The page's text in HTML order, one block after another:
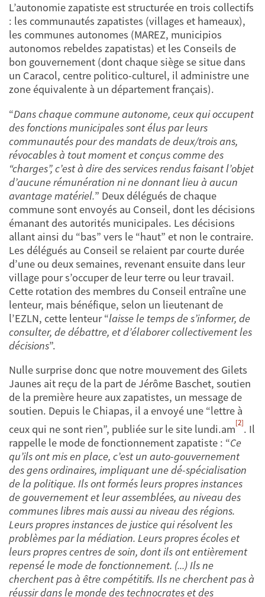
L’autonomie zapatiste est structurée en trois collectifs
: les communautés zapatistes (villages et hameaux),
les communes autonomes (MAREZ, municipios
autonomos rebeldes zapatistas) et les Conseils de
bon gouvernement (dont chaque siège se situe dans
un Caracol, centre politico-culturel, il administre une
zone équivalente à un département français).
“Dans chaque commune autonome, ceux qui occupent
des fonctions municipales sont élus par leurs
communautés pour des mandats de deux/trois ans,
révocables à tout moment et conçus comme des
“charges”, c’est à dire des services rendus faisant l’objet
d’aucune rémunération ni ne donnant lieu à aucun
avantage matériel.” Deux délégués de chaque
commune sont envoyés au Conseil, dont les décisions
émanant des autorités municipales. Les décisions
allant ainsi du “bas” vers le “haut” et non le contraire.
Les délégués au Conseil se relaient par courte durée
d’une ou deux semaines, revenant ensuite dans leur
village pour s’occuper de leur terre ou leur travail.
Cette rotation des membres du Conseil entraîne une
lenteur, mais bénéfique, selon un lieutenant de
l’EZLN, cette lenteur “laisse le temps de s’informer, de
consulter, de débattre, et d’élaborer collectivement les
décisions”.
Nulle surprise donc que notre mouvement des Gilets
Jaunes ait reçu de la part de Jérôme Baschet, soutien
de la première heure aux zapatistes, un message de
soutien. Depuis le Chiapas, il a envoyé une “lettre à
ceux qui ne sont rien”, publiée sur le site lundi.am
[2]
. Il
rappelle le mode de fonctionnement zapatiste : “Ce
qu’ils ont mis en place, c’est un auto-gouvernement
des gens ordinaires, impliquant une dé-spécialisation
de la politique. Ils ont formés leurs propres instances
de gouvernement et leur assemblées, au niveau des
communes libres mais aussi au niveau des régions.
Leurs propres instances de justice qui résolvent les
problèmes par la médiation. Leurs propres écoles et
leurs propres centres de soin, dont ils ont entièrement
repensé le mode de fonctionnement. (...) Ils ne
cherchent pas à être compétitifs. Ils ne cherchent pas à
réussir dans le monde des technocrates et des